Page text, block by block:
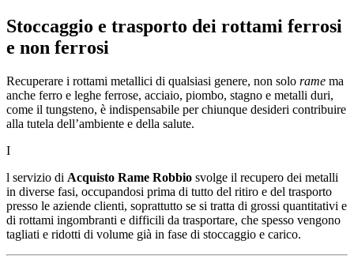
Stoccaggio e trasporto dei rottami ferrosi
e non ferrosi
Recuperare i rottami metallici di qualsiasi genere, non solo rame ma
anche ferro e leghe ferrose, acciaio, piombo, stagno e metalli duri,
come il tungsteno, è indispensabile per chiunque desideri contribuire
alla tutela dell’ambiente e della salute.
I
l servizio di Acquisto Rame Robbio svolge il recupero dei metalli
in diverse fasi, occupandosi prima di tutto del ritiro e del trasporto
presso le aziende clienti, soprattutto se si tratta di grossi quantitativi e
di rottami ingombranti e difficili da trasportare, che spesso vengono
tagliati e ridotti di volume già in fase di stoccaggio e carico.